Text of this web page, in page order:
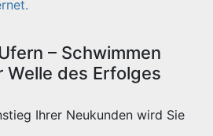
– Schwimmen
Welle des Erfolges
Ihrer Neukunden wird Sie